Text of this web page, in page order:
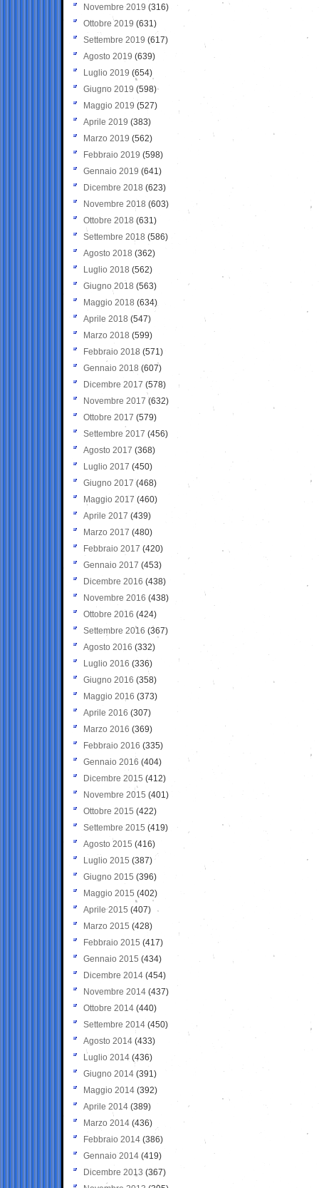
Novembre 2019 (316)
Ottobre 2019 (631)
Settembre 2019 (617)
Agosto 2019 (639)
Luglio 2019 (654)
Giugno 2019 (598)
Maggio 2019 (527)
Aprile 2019 (383)
Marzo 2019 (562)
Febbraio 2019 (598)
Gennaio 2019 (641)
Dicembre 2018 (623)
Novembre 2018 (603)
Ottobre 2018 (631)
Settembre 2018 (586)
Agosto 2018 (362)
Luglio 2018 (562)
Giugno 2018 (563)
Maggio 2018 (634)
Aprile 2018 (547)
Marzo 2018 (599)
Febbraio 2018 (571)
Gennaio 2018 (607)
Dicembre 2017 (578)
Novembre 2017 (632)
Ottobre 2017 (579)
Settembre 2017 (456)
Agosto 2017 (368)
Luglio 2017 (450)
Giugno 2017 (468)
Maggio 2017 (460)
Aprile 2017 (439)
Marzo 2017 (480)
Febbraio 2017 (420)
Gennaio 2017 (453)
Dicembre 2016 (438)
Novembre 2016 (438)
Ottobre 2016 (424)
Settembre 2016 (367)
Agosto 2016 (332)
Luglio 2016 (336)
Giugno 2016 (358)
Maggio 2016 (373)
Aprile 2016 (307)
Marzo 2016 (369)
Febbraio 2016 (335)
Gennaio 2016 (404)
Dicembre 2015 (412)
Novembre 2015 (401)
Ottobre 2015 (422)
Settembre 2015 (419)
Agosto 2015 (416)
Luglio 2015 (387)
Giugno 2015 (396)
Maggio 2015 (402)
Aprile 2015 (407)
Marzo 2015 (428)
Febbraio 2015 (417)
Gennaio 2015 (434)
Dicembre 2014 (454)
Novembre 2014 (437)
Ottobre 2014 (440)
Settembre 2014 (450)
Agosto 2014 (433)
Luglio 2014 (436)
Giugno 2014 (391)
Maggio 2014 (392)
Aprile 2014 (389)
Marzo 2014 (436)
Febbraio 2014 (386)
Gennaio 2014 (419)
Dicembre 2013 (367)